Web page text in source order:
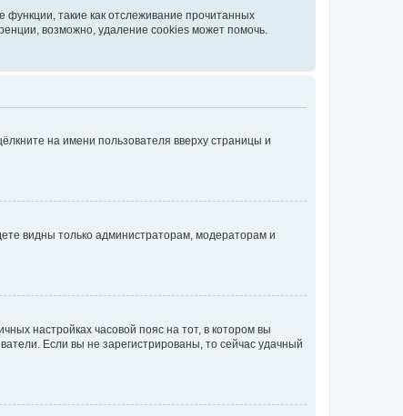
такие как отслеживание прочитанных
возможно, удаление cookies может помочь.
на имени пользователя вверху страницы и
видны только администраторам, модераторам и
настройках часовой пояс на тот, в котором вы
Если вы не зарегистрированы, то сейчас удачный